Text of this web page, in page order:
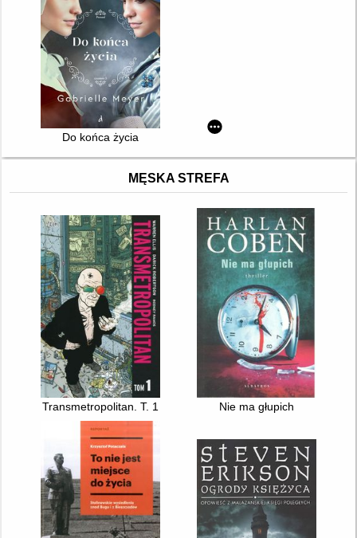
Do końca życia
MĘSKA STREFA
Transmetropolitan. T. 1 Nie ma głupich